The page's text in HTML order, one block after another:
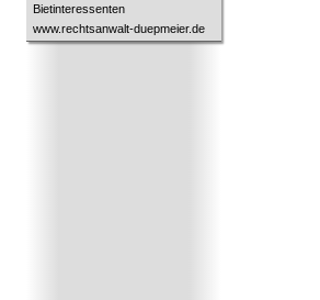
Bietinteressenten
www.rechtsanwalt-duepmeier.de